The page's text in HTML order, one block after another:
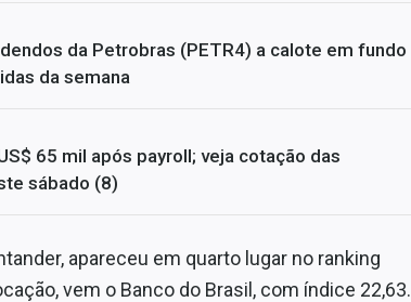
da Petrobras (PETR4) a calote em fundo
da semana
65 mil após payroll; veja cotação das
sábado (8)
apareceu em quarto lugar no ranking
vem o Banco do Brasil, com índice 22,63.